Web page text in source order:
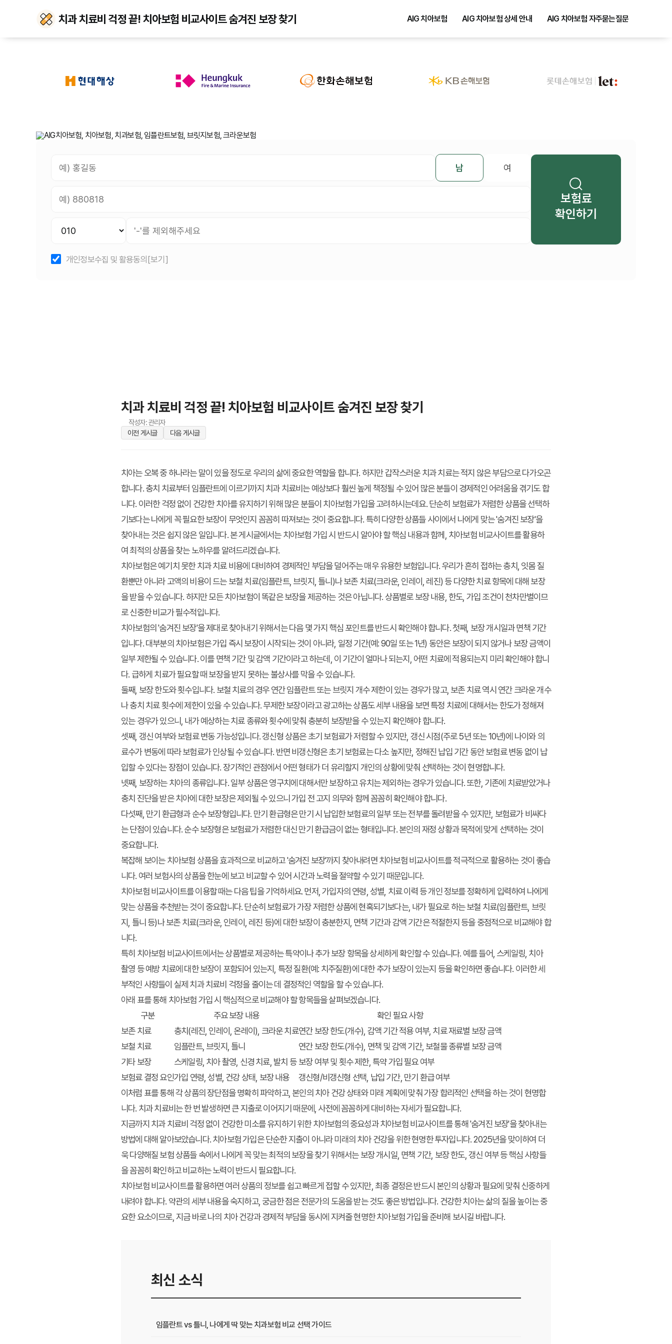
치과 치료비 걱정 끝! 치아보험 비교사이트 숨겨진 보장 찾기 AIG 치아보험 AIG 치아보험 상세 안내 AIG 치아보험 자주묻는질문
남 여
개인정보수집 및 활용동의 [보기]
보험료
확인하기
치과 치료비 걱정 끝! 치아보험 비교사이트 숨겨진 보장 찾기
작성자: 관리자
이전 게시글
다음 게시글
치아는 오복 중 하나라는 말이 있을 정도로 우리의 삶에 중요한 역할을 합니다. 하지만 갑작스러운 치과 치료는 적지 않은 부담으로 다가오곤
합니다. 충치 치료부터 임플란트에 이르기까지 치과 치료비는 예상보다 훨씬 높게 책정될 수 있어 많은 분들이 경제적인 어려움을 겪기도 합
니다. 이러한 걱정 없이 건강한 치아를 유지하기 위해 많은 분들이 치아보험 가입을 고려하시는데요. 단순히 보험료가 저렴한 상품을 선택하
기보다는 나에게 꼭 필요한 보장이 무엇인지 꼼꼼히 따져보는 것이 중요합니다. 특히 다양한 상품들 사이에서 나에게 맞는 '숨겨진 보장'을
찾아내는 것은 쉽지 않은 일입니다. 본 게시글에서는 치아보험 가입 시 반드시 알아야 할 핵심 내용과 함께, 치아보험 비교사이트를 활용하
여 최적의 상품을 찾는 노하우를 알려드리겠습니다.
치아보험은 예기치 못한 치과 치료 비용에 대비하여 경제적인 부담을 덜어주는 매우 유용한 보험입니다. 우리가 흔히 접하는 충치, 잇몸 질
환뿐만 아니라 고액의 비용이 드는 보철 치료(임플란트, 브릿지, 틀니)나 보존 치료(크라운, 인레이, 레진) 등 다양한 치료 항목에 대해 보장
을 받을 수 있습니다. 하지만 모든 치아보험이 똑같은 보장을 제공하는 것은 아닙니다. 상품별로 보장 내용, 한도, 가입 조건이 천차만별이므
로 신중한 비교가 필수적입니다.
치아보험의 '숨겨진 보장'을 제대로 찾아내기 위해서는 다음 몇 가지 핵심 포인트를 반드시 확인해야 합니다. 첫째, 보장 개시일과 면책 기간
입니다. 대부분의 치아보험은 가입 즉시 보장이 시작되는 것이 아니라, 일정 기간(예: 90일 또는 1년) 동안은 보장이 되지 않거나 보장 금액이
일부 제한될 수 있습니다. 이를 면책 기간 및 감액 기간이라고 하는데, 이 기간이 얼마나 되는지, 어떤 치료에 적용되는지 미리 확인해야 합니
다. 급하게 치료가 필요할 때 보장을 받지 못하는 불상사를 막을 수 있습니다.
둘째, 보장 한도와 횟수입니다. 보철 치료의 경우 연간 임플란트 또는 브릿지 개수 제한이 있는 경우가 많고, 보존 치료 역시 연간 크라운 개수
나 충치 치료 횟수에 제한이 있을 수 있습니다. 무제한 보장이라고 광고하는 상품도 세부 내용을 보면 특정 치료에 대해서는 한도가 정해져
있는 경우가 있으니, 내가 예상하는 치료 종류와 횟수에 맞춰 충분히 보장받을 수 있는지 확인해야 합니다.
셋째, 갱신 여부와 보험료 변동 가능성입니다. 갱신형 상품은 초기 보험료가 저렴할 수 있지만, 갱신 시점(주로 5년 또는 10년)에 나이와 의
료수가 변동에 따라 보험료가 인상될 수 있습니다. 반면 비갱신형은 초기 보험료는 다소 높지만, 정해진 납입 기간 동안 보험료 변동 없이 납
입할 수 있다는 장점이 있습니다. 장기적인 관점에서 어떤 형태가 더 유리할지 개인의 상황에 맞춰 선택하는 것이 현명합니다.
넷째, 보장하는 치아의 종류입니다. 일부 상품은 영구치에 대해서만 보장하고 유치는 제외하는 경우가 있습니다. 또한, 기존에 치료받았거나
충치 진단을 받은 치아에 대한 보장은 제외될 수 있으니 가입 전 고지 의무와 함께 꼼꼼히 확인해야 합니다.
다섯째, 만기 환급형과 순수 보장형입니다. 만기 환급형은 만기 시 납입한 보험료의 일부 또는 전부를 돌려받을 수 있지만, 보험료가 비싸다
는 단점이 있습니다. 순수 보장형은 보험료가 저렴한 대신 만기 환급금이 없는 형태입니다. 본인의 재정 상황과 목적에 맞게 선택하는 것이
중요합니다.
복잡해 보이는 치아보험 상품을 효과적으로 비교하고 '숨겨진 보장'까지 찾아내려면 치아보험 비교사이트를 적극적으로 활용하는 것이 좋습
니다. 여러 보험사의 상품을 한눈에 보고 비교할 수 있어 시간과 노력을 절약할 수 있기 때문입니다.
치아보험 비교사이트를 이용할 때는 다음 팁을 기억하세요. 먼저, 가입자의 연령, 성별, 치료 이력 등 개인 정보를 정확하게 입력하여 나에게
맞는 상품을 추천받는 것이 중요합니다. 단순히 보험료가 가장 저렴한 상품에 현혹되기보다는, 내가 필요로 하는 보철 치료(임플란트, 브릿
지, 틀니 등)나 보존 치료(크라운, 인레이, 레진 등)에 대한 보장이 충분한지, 면책 기간과 감액 기간은 적절한지 등을 중점적으로 비교해야 합
니다.
특히 치아보험 비교사이트에서는 상품별로 제공하는 특약이나 추가 보장 항목을 상세하게 확인할 수 있습니다. 예를 들어, 스케일링, 치아
촬영 등 예방 치료에 대한 보장이 포함되어 있는지, 특정 질환(예: 치주질환)에 대한 추가 보장이 있는지 등을 확인하면 좋습니다. 이러한 세
부적인 사항들이 실제 치과 치료비 걱정을 줄이는 데 결정적인 역할을 할 수 있습니다.
아래 표를 통해 치아보험 가입 시 핵심적으로 비교해야 할 항목들을 살펴보겠습니다.
구분
주요 보장 내용
확인 필요 사항
보존 치료
충치(레진, 인레이, 온레이), 크라운 치료연간 보장 한도(개수), 감액 기간 적용 여부, 치료 재료별 보장 금액
보철 치료
임플란트, 브릿지, 틀니
연간 보장 한도(개수), 면책 및 감액 기간, 보철물 종류별 보장 금액
기타 보장
스케일링, 치아 촬영, 신경 치료, 발치 등 보장 여부 및 횟수 제한, 특약 가입 필요 여부
보험료 결정 요인가입 연령, 성별, 건강 상태, 보장 내용
갱신형/비갱신형 선택, 납입 기간, 만기 환급 여부
이처럼 표를 통해 각 상품의 장단점을 명확히 파악하고, 본인의 치아 건강 상태와 미래 계획에 맞춰 가장 합리적인 선택을 하는 것이 현명합
니다. 치과 치료비는 한 번 발생하면 큰 지출로 이어지기 때문에, 사전에 꼼꼼하게 대비하는 자세가 필요합니다.
지금까지 치과 치료비 걱정 없이 건강한 미소를 유지하기 위한 치아보험의 중요성과 치아보험 비교사이트를 통해 '숨겨진 보장'을 찾아내는
방법에 대해 알아보았습니다. 치아보험 가입은 단순한 지출이 아니라 미래의 치아 건강을 위한 현명한 투자입니다. 2025년을 맞이하여 더
욱 다양해질 보험 상품들 속에서 나에게 꼭 맞는 최적의 보장을 찾기 위해서는 보장 개시일, 면책 기간, 보장 한도, 갱신 여부 등 핵심 사항들
을 꼼꼼히 확인하고 비교하는 노력이 반드시 필요합니다.
치아보험 비교사이트를 활용하면 여러 상품의 정보를 쉽고 빠르게 접할 수 있지만, 최종 결정은 반드시 본인의 상황과 필요에 맞춰 신중하게
내려야 합니다. 약관의 세부 내용을 숙지하고, 궁금한 점은 전문가의 도움을 받는 것도 좋은 방법입니다. 건강한 치아는 삶의 질을 높이는 중
요한 요소이므로, 지금 바로 나의 치아 건강과 경제적 부담을 동시에 지켜줄 현명한 치아보험 가입을 준비해 보시길 바랍니다.
최신 소식
임플란트 vs 틀니, 나에게 딱 맞는 치과보험 비교 선택 가이드